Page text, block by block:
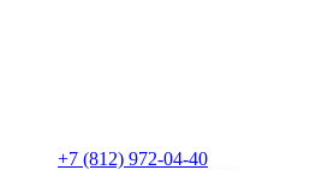
+7 (812) 972-04-40